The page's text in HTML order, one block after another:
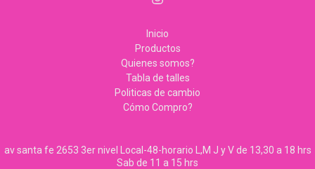
Inicio
Productos
Quienes somos?
Tabla de talles
Politicas de cambio
Cómo Compro?
av santa fe 2653 3er nivel Local-48-horario L,M J y V de 13,30 a 18 hrs
Sab de 11 a 15 hrs